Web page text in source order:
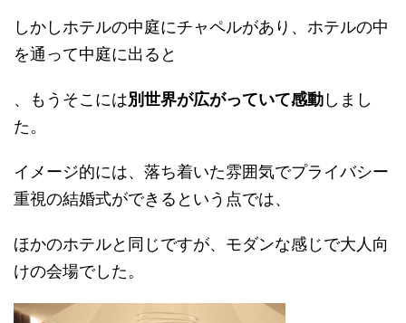
しかしホテルの中庭にチャペルがあり、ホテルの中
を通って中庭に出ると
、もうそこには別世界が広がっていて感動しまし
た。
イメージ的には、落ち着いた雰囲気でプライバシー
重視の結婚式ができるという点では、
ほかのホテルと同じですが、モダンな感じで大人向
けの会場でした。